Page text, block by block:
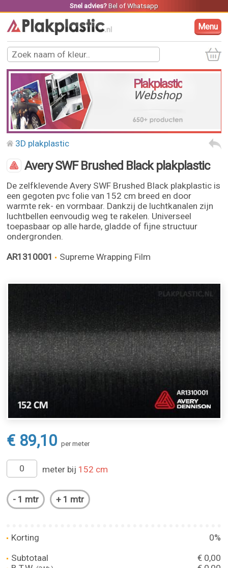
Snel advies? Belof Whatsapp
Menu
Plakplastic
Webshop
3D plakplastic
Avery SWF Brushed Black plakplastic
De zelfklevende Avery SWF Brushed Black plakplastic is
een gegoten pvc folie van 152 cm breed en door
warmte rek- en vormbaar. Dankzij de luchtkanalen zijn
luchtbellen eenvoudig weg te rakelen. Universeel
toepasbaar op alle harde, gladde of fijne structuur
ondergronden.
AR1310001
Supreme Wrapping Film
€ 89,10 per meter
meter bij 152 cm
Korting
0%
Subtotaal
€ 0,00